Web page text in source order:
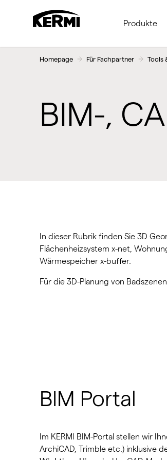
Produkte
Homepage Für Fachpartner Tools
BIM-,
In dieser Rubrik finden Sie 3D
Flächenheizsystem x-net,
Wärmespeicher x-buffer.
Für die 3D-Planung von
BIM Portal
Im KERMI BIM-Portal stellen wir
ArchiCAD, Trimble etc.) inklusive